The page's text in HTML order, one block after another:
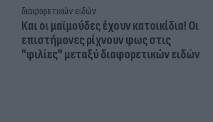
Και οι μαϊμούδες έχουν κατοικίδια! Οι
επιστήμονες ρίχνουν φως στις
"φιλίες" μεταξύ διαφορετικών ειδών